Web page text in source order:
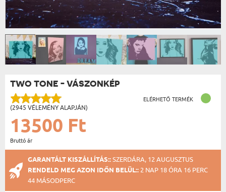
TWO TONE - VÁSZONKÉP
(2945 VÉLEMÉNY ALAPJÁN)
ELÉRHETŐ TERMÉK
13500 Ft
Bruttó ár
GARANTÁLT KISZÁLLÍTÁS::SZERDÁRA, 12 AUGUSZTUS
RENDELD MEG AZON IDŐN BELÜL:: 2 NAP 18 ÓRA 16 PERC
44 MÁSODPERC